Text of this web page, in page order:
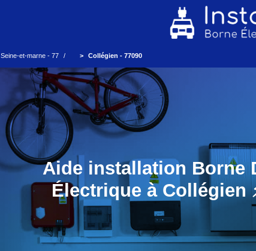
Seine-et-marne - 77 Collégien - 77090
Aide installation Borne
Électrique à Collégien